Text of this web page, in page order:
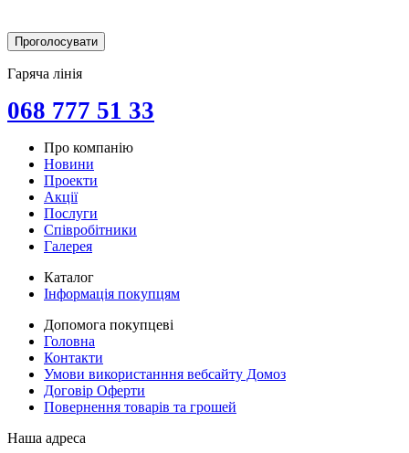
Гаряча лінія
068 777 51 33
Про компанію
Новини
Проекти
Акції
Послуги
Співробітники
Галерея
Каталог
Інформація покупцям
Допомога покупцеві
Головна
Контакти
Умови використанння вебсайту Домоз
Договір Оферти
Повернення товарів та грошей
Наша адреса